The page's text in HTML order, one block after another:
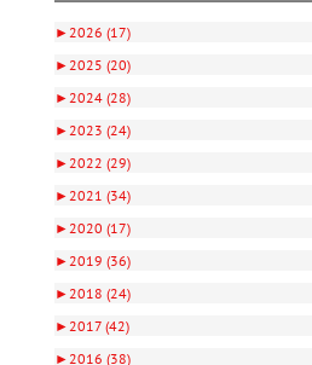
► 2026 (17)
► 2025 (20)
► 2024 (28)
► 2023 (24)
► 2022 (29)
► 2021 (34)
► 2020 (17)
► 2019 (36)
► 2018 (24)
► 2017 (42)
► 2016 (38)